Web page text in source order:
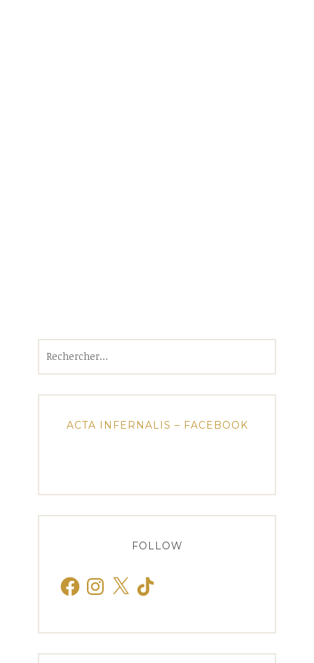
ACTA INFERNALIS – FACEBOOK
FOLLOW
FacebookInstagram
X TikTok